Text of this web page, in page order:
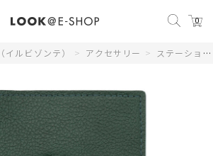
0
ルビゾンテ） > アクセサリー > ステーショナリー